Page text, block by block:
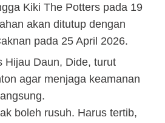
Kiki The Potters pada 19
akan ditutup dengan
pada 25 April 2026.
Hijau Daun, Dide, turut
agar menjaga keamanan
boleh rusuh. Harus tertib,